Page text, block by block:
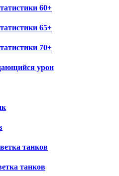
60+
65+
70+
урон
танков
танков